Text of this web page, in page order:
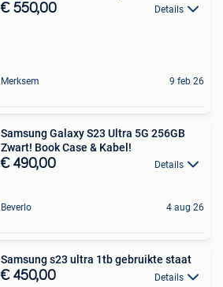
€ 550,00 Details
Merksem 9 feb 26
Samsung Galaxy S23 Ultra 5G 256GB
Zwart! Book Case & Kabel!
€ 490,00 Details
Beverlo 4 aug 26
Samsung s23 ultra 1tb gebruikte staat
€ 450,00 Details